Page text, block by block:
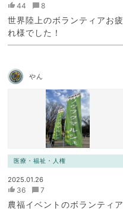
44 8
世界陸上のボランティアお疲
れ様でした！
やん
医療・福祉・人権
2025.01.26
36 7
農福イベントのボランティア